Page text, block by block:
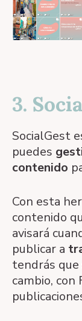
3.
SocialGest
puedes
contenido
Con esta
contenido
avisará
publicar a
tendrás que
cambio, con